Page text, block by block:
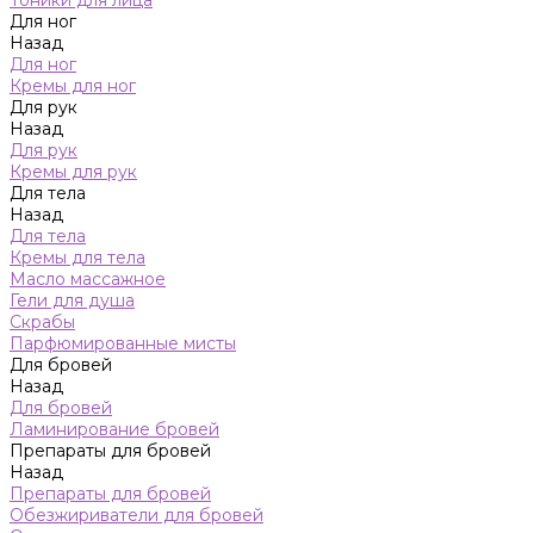
Для ног
Назад
Для ног
Кремы для ног
Для рук
Назад
Для рук
Кремы для рук
Для тела
Назад
Для тела
Кремы для тела
Масло массажное
Гели для душа
Скрабы
Парфюмированные мисты
Для бровей
Назад
Для бровей
Ламинирование бровей
Препараты для бровей
Назад
Препараты для бровей
Обезжириватели для бровей